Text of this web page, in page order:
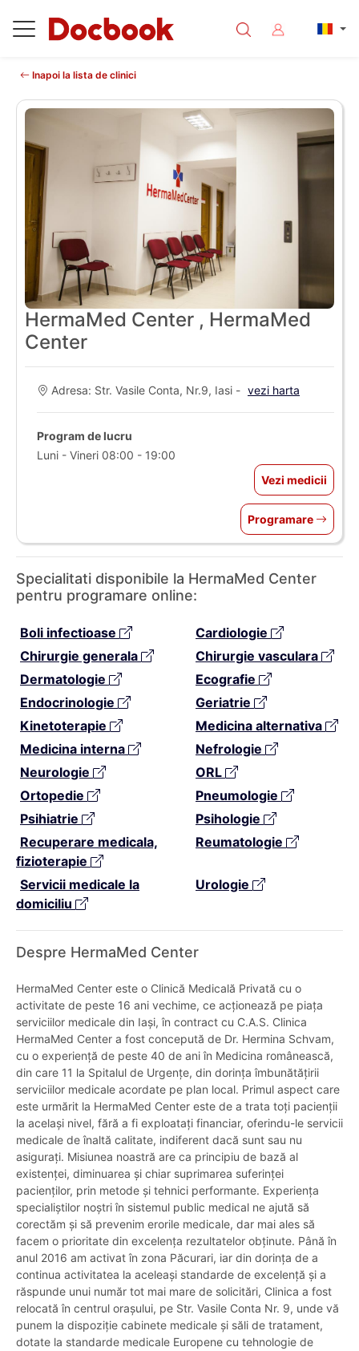
Inapoi la lista de clinici
HermaMed Center , HermaMed
Center
Adresa: Str. Vasile Conta, Nr.9, Iasi - vezi harta
Program de lucru
Luni - Vineri 08:00 - 19:00
Vezi medicii
Programare
Specialitati disponibile la HermaMed Center
pentru programare online:
Boli infectioase
Cardiologie
Chirurgie generala
Chirurgie vasculara
Dermatologie
Ecografie
Endocrinologie
Geriatrie
Kinetoterapie
Medicina alternativa
Medicina interna
Nefrologie
Neurologie
ORL
Ortopedie
Pneumologie
Psihiatrie
Psihologie
Recuperare medicala,
fizioterapie
Reumatologie
Servicii medicale la
domiciliu
Urologie
Despre HermaMed Center
HermaMed Center este o Clinică Medicală Privată cu o
activitate de peste 16 ani vechime, ce acționează pe piața
serviciilor medicale din Iași, în contract cu C.A.S. Clinica
HermaMed Center a fost concepută de Dr. Hermina Schvam,
cu o experiență de peste 40 de ani în Medicina românească,
din care 11 la Spitalul de Urgențe, din dorința îmbunătățirii
serviciilor medicale acordate pe plan local. Primul aspect care
este urmărit la HermaMed Center este de a trata toți pacienții
la același nivel, fără a fi exploatați financiar, oferindu-le servicii
medicale de înaltă calitate, indiferent dacă sunt sau nu
asigurați. Misiunea noastră are ca principiu de bază al
existenței, diminuarea și chiar suprimarea suferinței
pacienților, prin metode și tehnici performante. Experiența
specialiștilor noștri în sistemul public medical ne ajută să
corectăm și să prevenim erorile medicale, dar mai ales să
facem o prioritate din excelența rezultatelor obținute. Până în
anul 2016 am activat în zona Păcurari, iar din dorința de a
continua activitatea la aceleași standarde de excelență și a
răspunde unui număr tot mai mare de solicitări, Clinica a fost
relocată în centrul orașului, pe Str. Vasile Conta Nr. 9, unde vă
punem la dispoziție cabinete medicale și săli de tratament,
dotate la standarde medicale Europene cu tehnologie de